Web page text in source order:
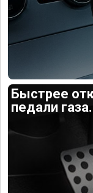
Быстрее
педали газа.